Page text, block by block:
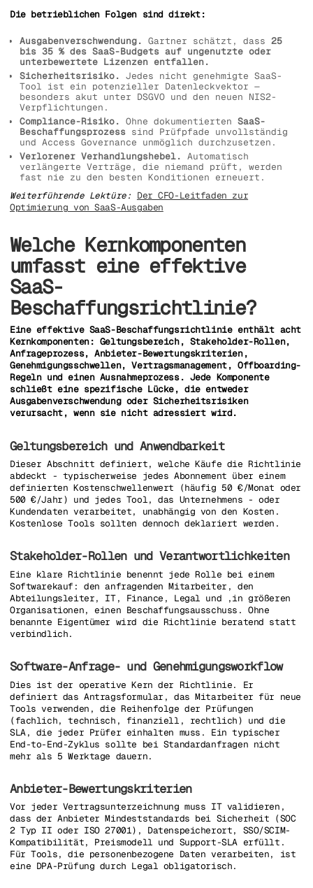
Die betrieblichen Folgen sind direkt:
Ausgabenverschwendung. Gartner schätzt, dass 25
bis 35 % des SaaS-Budgets auf ungenutzte oder
unterbewertete Lizenzen entfallen.
Sicherheitsrisiko. Jedes nicht genehmigte SaaS-
Tool ist ein potenzieller Datenleckvektor —
besonders akut unter DSGVO und den neuen NIS2-
Verpflichtungen.
Compliance-Risiko. Ohne dokumentierten SaaS-
Beschaffungsprozess sind Prüfpfade unvollständig
und Access Governance unmöglich durchzusetzen.
Verlorener Verhandlungshebel. Automatisch
verlängerte Verträge, die niemand prüft, werden
fast nie zu den besten Konditionen erneuert.
Weiterführende Lektüre: Der CFO-Leitfaden zur
Optimierung von SaaS-Ausgaben
Welche Kernkomponenten
umfasst eine effektive
SaaS-
Beschaffungsrichtlinie?
Eine effektive SaaS-Beschaffungsrichtlinie enthält acht
Kernkomponenten: Geltungsbereich, Stakeholder-Rollen,
Anfrageprozess, Anbieter-Bewertungskriterien,
Genehmigungsschwellen, Vertragsmanagement, Offboarding-
Regeln und einen Ausnahmeprozess. Jede Komponente
schließt eine spezifische Lücke, die entweder
Ausgabenverschwendung oder Sicherheitsrisiken
verursacht, wenn sie nicht adressiert wird.
Geltungsbereich und Anwendbarkeit
Dieser Abschnitt definiert, welche Käufe die Richtlinie
abdeckt - typischerweise jedes Abonnement über einem
definierten Kostenschwellenwert (häufig 50 €/Monat oder
500 €/Jahr) und jedes Tool, das Unternehmens - oder
Kundendaten verarbeitet, unabhängig von den Kosten.
Kostenlose Tools sollten dennoch deklariert werden.
Stakeholder-Rollen und Verantwortlichkeiten
Eine klare Richtlinie benennt jede Rolle bei einem
Softwarekauf: den anfragenden Mitarbeiter, den
Abteilungsleiter, IT, Finance, Legal und ,in größeren
Organisationen, einen Beschaffungsausschuss. Ohne
benannte Eigentümer wird die Richtlinie beratend statt
verbindlich.
Software-Anfrage- und Genehmigungsworkflow
Dies ist der operative Kern der Richtlinie. Er
definiert das Antragsformular, das Mitarbeiter für neue
Tools verwenden, die Reihenfolge der Prüfungen
(fachlich, technisch, finanziell, rechtlich) und die
SLA, die jeder Prüfer einhalten muss. Ein typischer
End-to-End-Zyklus sollte bei Standardanfragen nicht
mehr als 5 Werktage dauern.
Anbieter-Bewertungskriterien
Vor jeder Vertragsunterzeichnung muss IT validieren,
dass der Anbieter Mindeststandards bei Sicherheit (SOC
2 Typ II oder ISO 27001), Datenspeicherort, SSO/SCIM-
Kompatibilität, Preismodell und Support-SLA erfüllt.
Für Tools, die personenbezogene Daten verarbeiten, ist
eine DPA-Prüfung durch Legal obligatorisch.